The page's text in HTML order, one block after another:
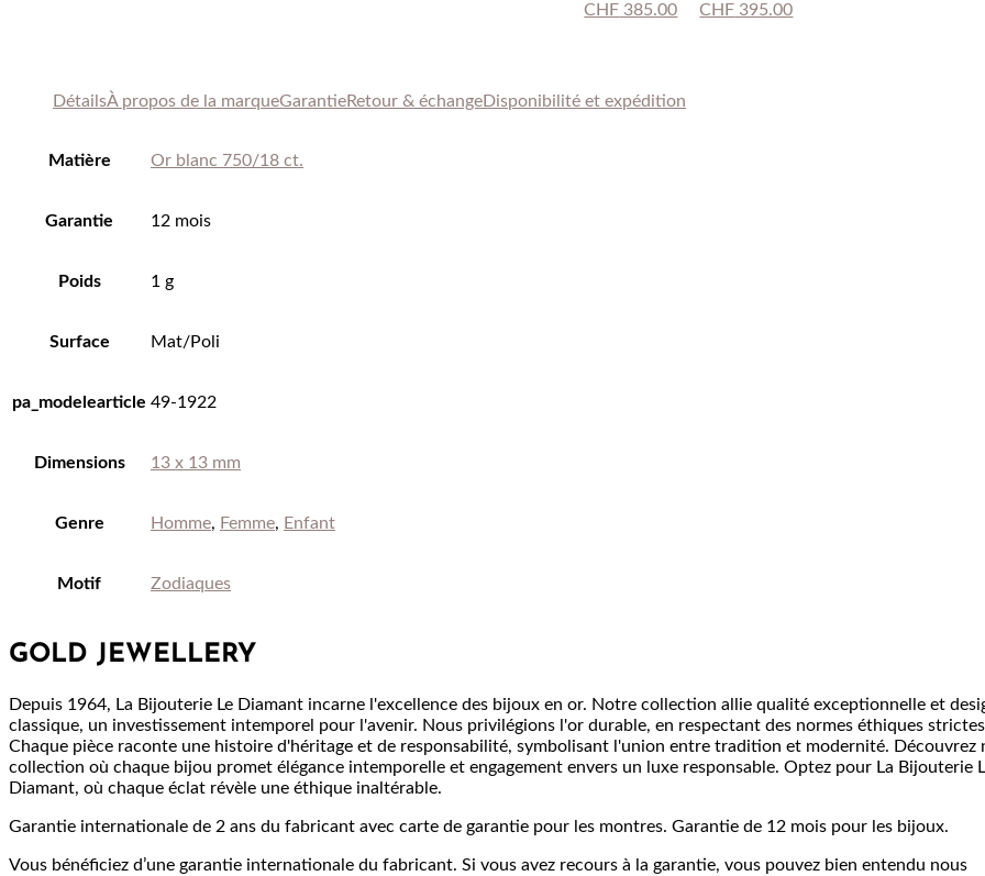
CHF 385.00 CHF 395.00
DétailsÀ propos de la marqueGarantieRetour & échangeDisponibilité et expédition
Matière Or blanc 750/18 ct.
Garantie 12 mois
Poids 1 g
Surface Mat/Poli
pa_modelearticle 49-1922
Dimensions 13 x 13 mm
Genre Homme, Femme, Enfant
Motif Zodiaques
GOLD JEWELLERY
Depuis 1964, La Bijouterie Le Diamant incarne l'excellence des bijoux en or. Notre collection allie qualité exceptionnelle et
classique, un investissement intemporel pour l'avenir. Nous privilégions l'or durable, en respectant des normes éthiques
Chaque pièce raconte une histoire d'héritage et de responsabilité, symbolisant l'union entre tradition et modernité. Découvrez
collection où chaque bijou promet élégance intemporelle et engagement envers un luxe responsable. Optez pour La Bijouterie
Diamant, où chaque éclat révèle une éthique inaltérable.
Garantie internationale de 2 ans du fabricant avec carte de garantie pour les montres. Garantie de 12 mois pour les bijoux.
Vous bénéficiez d’une garantie internationale du fabricant. Si vous avez recours à la garantie, vous pouvez bien entendu nous